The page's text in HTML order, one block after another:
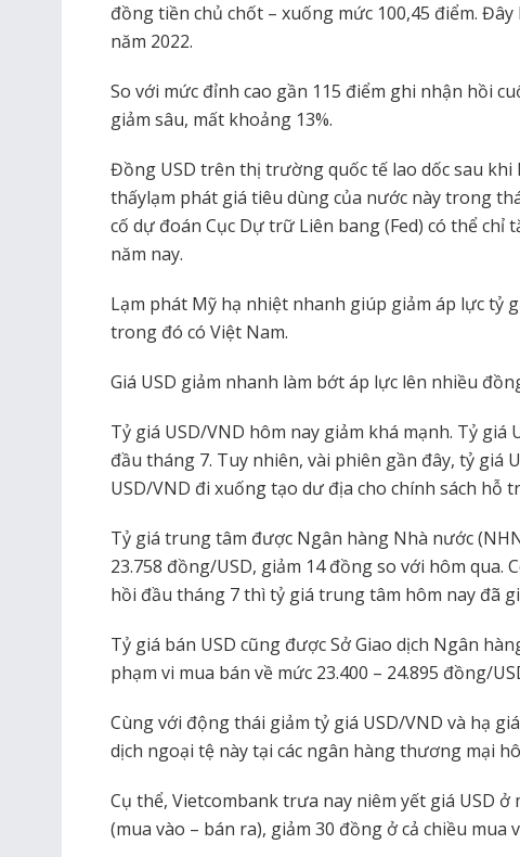
đồng tiền chủ chốt – xuống mức 100,45 điểm.
năm 2022.
So với mức đỉnh cao gần 115 điểm ghi nhận hồi
giảm sâu, mất khoảng 13%.
Đồng USD trên thị trường quốc tế lao dốc sau khi
thấylạm phát giá tiêu dùng của nước này trong
cố dự đoán Cục Dự trữ Liên bang (Fed) có thể
năm nay.
Lạm phát Mỹ hạ nhiệt nhanh giúp giảm áp lực tỷ
trong đó có Việt Nam.
Giá USD giảm nhanh làm bớt áp lực lên nhiều
Tỷ giá USD/VND hôm nay giảm khá mạnh. Tỷ giá
đầu tháng 7. Tuy nhiên, vài phiên gần đây, tỷ giá
USD/VND đi xuống tạo dư địa cho chính sách hỗ
Tỷ giá trung tâm được Ngân hàng Nhà nước
23.758 đồng/USD, giảm 14 đồng so với hôm qua.
hồi đầu tháng 7 thì tỷ giá trung tâm hôm nay đã
Tỷ giá bán USD cũng được Sở Giao dịch Ngân
phạm vi mua bán về mức 23.400 – 24.895 đồng/
Cùng với động thái giảm tỷ giá USD/VND và hạ
dịch ngoại tệ này tại các ngân hàng thương mại
Cụ thể, Vietcombank trưa nay niêm yết giá USD ở
(mua vào – bán ra), giảm 30 đồng ở cả chiều mua